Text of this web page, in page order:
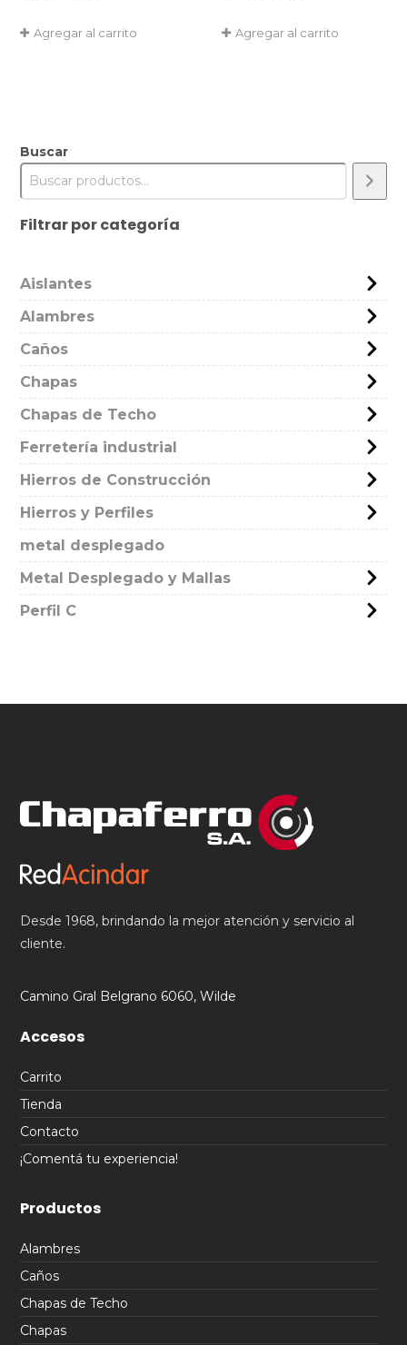
Agregar al carrito Agregar al carrito
Buscar
Filtrar por categoría
Aislantes
Alambres
Caños
Chapas
Chapas de Techo
Ferretería industrial
Hierros de Construcción
Hierros y Perfiles
metal desplegado
Metal Desplegado y Mallas
Perfil C
Desde 1968, brindando la mejor atención y servicio al
cliente.
Camino Gral Belgrano 6060, Wilde
Accesos
Carrito
Tienda
Contacto
¡Comentá tu experiencia!
Productos
Alambres
Caños
Chapas de Techo
Chapas